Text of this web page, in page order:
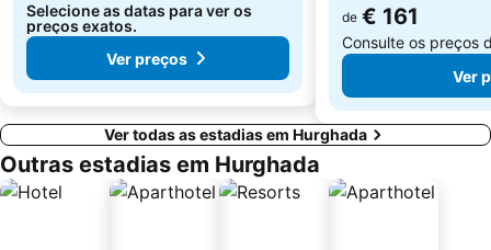
Selecione as datas para ver os
preços exatos.
Ver preços
de € 161
Consulte os preços
Ver
Ver todas as estadias em Hurghada
Outras estadias em Hurghada